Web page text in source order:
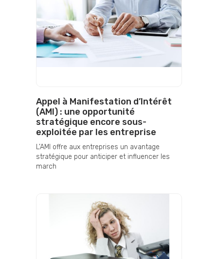
Appel à Manifestation d’Intérêt
(AMI) : une opportunité
stratégique encore sous-
exploitée par les entreprise
L’AMI offre aux entreprises un avantage
stratégique pour anticiper et influencer les
march